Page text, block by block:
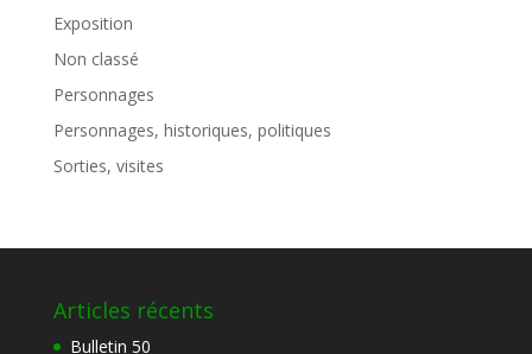
Exposition
Non classé
Personnages
Personnages, historiques, politiques
Sorties, visites
Articles récents
Bulletin 50